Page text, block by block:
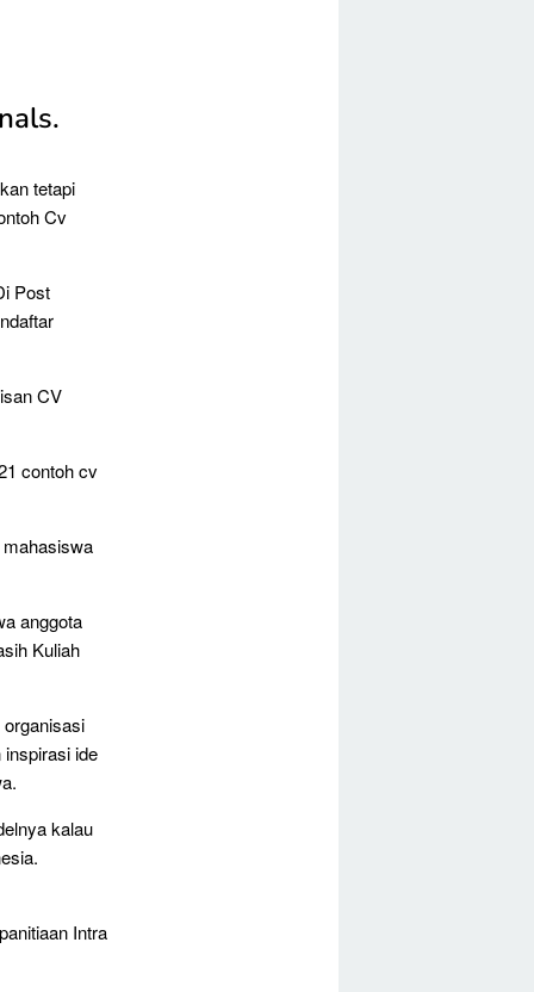
tetapi
Cv
Post
CV
contoh cv
anggota
Kuliah
ide
kalau
Intra